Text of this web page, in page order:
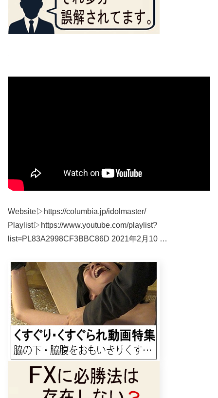
Website▷https://columbia.jp/idolmaster/
Playlist▷https://www.youtube.com/playlist?
list=PL83A2998CF3BBC86D 2021年2月10 …